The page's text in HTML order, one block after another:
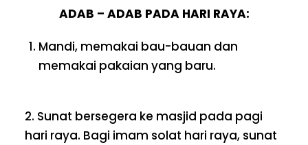
ADAB – ADAB PADA HARI RAYA:
Mandi, memakai bau-bauan dan
memakai pakaian yang baru.
2. Sunat bersegera ke masjid pada pagi
hari raya. Bagi imam solat hari raya, sunat